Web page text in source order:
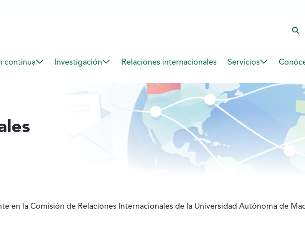
continua Investigación Relaciones internacionales Servicios
en la Comisión de Relaciones Internacionales de la Universidad Autónoma de